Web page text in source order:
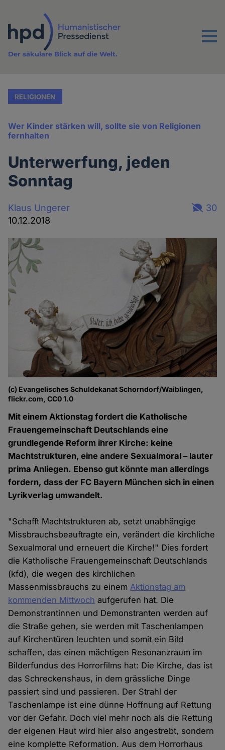
Inhalt
Menu
Der säkulare Blick auf die Welt.
RELIGIONEN
Wer Kinder stärken will, sollte sie von Religionen
fernhalten
Unterwerfung, jeden
Sonntag
Klaus Ungerer
10.12.2018
30
(c) Evangelisches Schuldekanat Schorndorf/Waiblingen,
flickr.com, CC0 1.0
Mit einem Aktionstag fordert die Katholische
Frauengemeinschaft Deutschlands eine
grundlegende Reform ihrer Kirche: keine
Machtstrukturen, eine andere Sexualmoral – lauter
prima Anliegen. Ebenso gut könnte man allerdings
fordern, dass der FC Bayern München sich in einen
Lyrikverlag umwandelt.
"Schafft Machtstrukturen ab, setzt unabhängige
Missbrauchsbeauftragte ein, verändert die kirchliche
Sexualmoral und erneuert die Kirche!" Dies fordert
die Katholische Frauengemeinschaft Deutschlands
(kfd), die wegen des kirchlichen
Massenmissbrauchs zu einemAktionstag am
kommenden Mittwoch aufgerufen hat. Die
Demonstrantinnen und Demonstranten werden auf
die Straße gehen, sie werden mit Taschenlampen
auf Kirchentüren leuchten und somit ein Bild
schaffen, das einen mächtigen Resonanzraum im
Bilderfundus des Horrorfilms hat: Die Kirche, das ist
das Schreckenshaus, in dem grässliche Dinge
passiert sind und passieren. Der Strahl der
Taschenlampe ist eine dünne Hoffnung auf Rettung
vor der Gefahr. Doch viel mehr noch als die Rettung
der eigenen Haut wird hier also angestrebt, sondern
eine komplette Reformation. Aus dem Horrorhaus